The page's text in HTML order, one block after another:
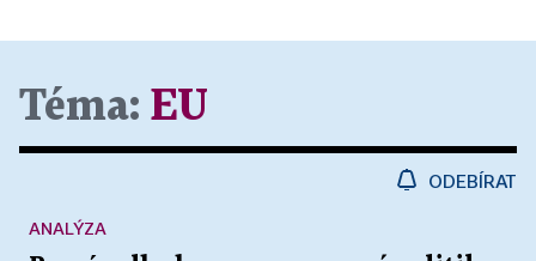
Téma: EU
ODEBÍRAT
ANALÝZA